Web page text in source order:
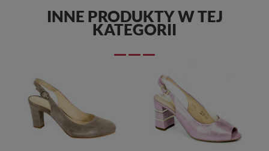
INNE PRODUKTY W TEJ
KATEGORII